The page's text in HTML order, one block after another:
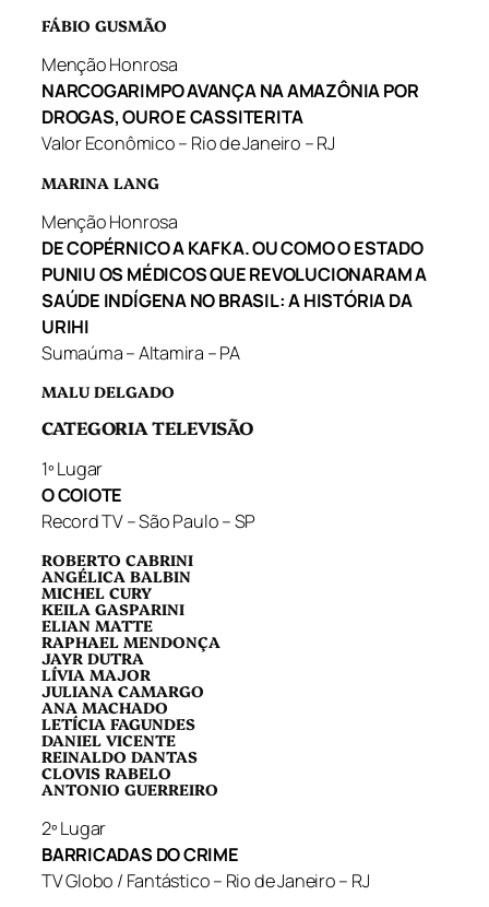
FÁBIO GUSMÃO
Menção Honrosa
NARCOGARIMPO AVANÇA NA AMAZÔNIA POR
DROGAS, OURO E CASSITERITA
Valor Econômico – Rio de Janeiro – RJ
MARINA LANG
Menção Honrosa
DE COPÉRNICO A KAFKA. OU COMO O ESTADO
PUNIU OS MÉDICOS QUE REVOLUCIONARAM A
SAÚDE INDÍGENA NO BRASIL: A HISTÓRIA DA
URIHI
Sumaúma – Altamira – PA
MALU DELGADO
CATEGORIA TELEVISÃO
1º Lugar
O COIOTE
Record TV – São Paulo – SP
ROBERTO CABRINI
ANGÉLICA BALBIN
MICHEL CURY
KEILA GASPARINI
ELIAN MATTE
RAPHAEL MENDONÇA
JAYR DUTRA
LÍVIA MAJOR
JULIANA CAMARGO
ANA MACHADO
LETÍCIA FAGUNDES
DANIEL VICENTE
REINALDO DANTAS
CLOVIS RABELO
ANTONIO GUERREIRO
2º Lugar
BARRICADAS DO CRIME
TV Globo / Fantástico – Rio de Janeiro – RJ